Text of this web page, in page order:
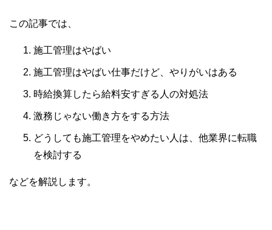
この記事では、
施工管理はやばい
施工管理はやばい仕事だけど、やりがいはある
時給換算したら給料安すぎる人の対処法
激務じゃない働き方をする方法
どうしても施工管理をやめたい人は、他業界に転職
を検討する
などを解説します。